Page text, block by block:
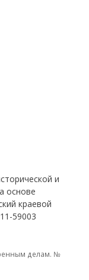
и
основе
краевой
59003
делам. №